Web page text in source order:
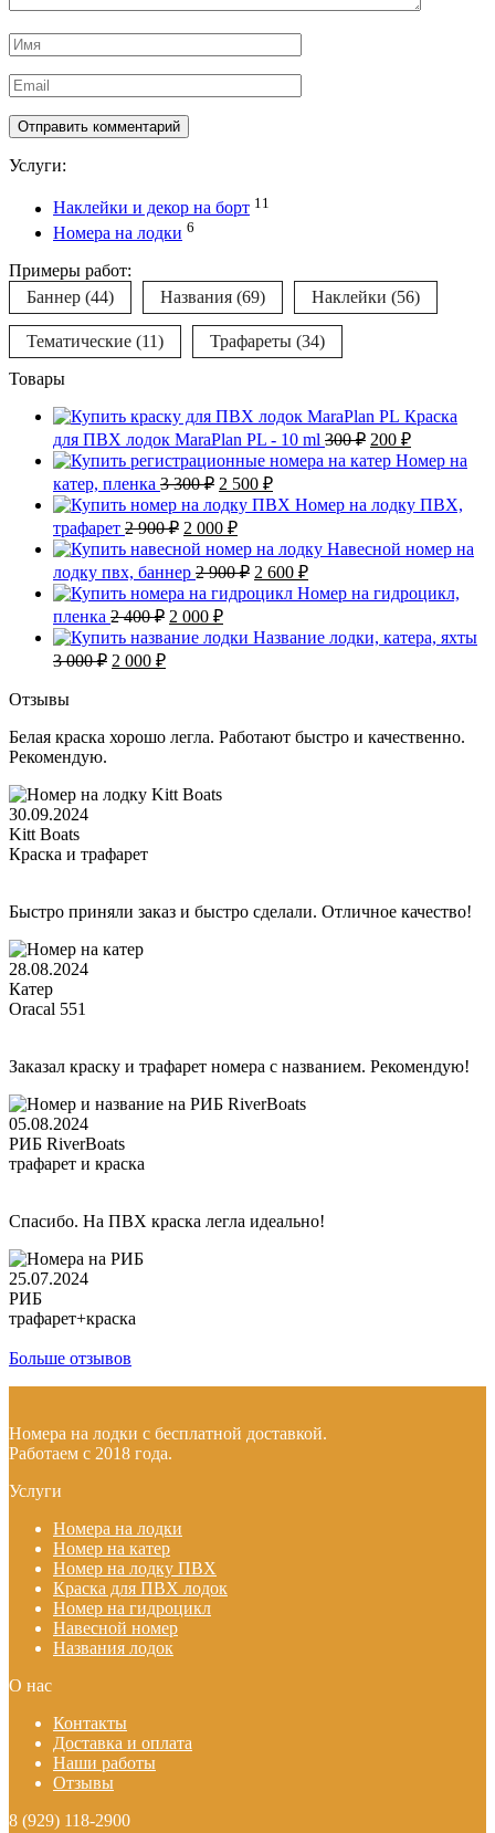
Имя
*
Email
*
Услуги:
Наклейки и декор на борт 11
Номера на лодки 6
Примеры работ:
Баннер (44) Названия (69) Наклейки (56)
Тематические (11) Трафареты (34)
Товары
Краска
для ПВХ лодок MaraPlan PL - 10 ml 300₽ Первоначальная
цена
составляла
300 ₽.
200 ₽Текущая
цена:
Номер на
катер, пленка 3 300₽ Первоначальная
цена
составляла
3
300 ₽.
2 500 ₽Текущая
цена:
2
500 ₽.
Номер на лодку ПВХ,
трафарет 2 900₽ Первоначальная
цена
составляла
2
900 ₽.
2 000 ₽Текущая
цена:
2
000 ₽.
Навесной номер на
лодку пвх, баннер 2 900₽ Первоначальная
цена
составляла
2
900 ₽.
2 600 ₽Текущая
цена:
2
600 ₽.
Номер на гидроцикл,
пленка 2 400₽ Первоначальная
цена
составляла
2 000 ₽Текущая
цена:
2
Название лодки, катера, яхты
3 000₽ Первоначальная
000 ₽.
2 000 ₽Текущая
Отзывы
Белая краска хорошо легла. Работают быстро и качественно.
Рекомендую.
30.09.2024
Kitt Boats
Краска и трафарет
Быстро приняли заказ и быстро сделали. Отличное качество!
28.08.2024
Катер
Oracal 551
Заказал краску и трафарет номера с названием. Рекомендую!
05.08.2024
РИБ RiverBoats
трафарет и краска
Спасибо. На ПВХ краска легла идеально!
25.07.2024
РИБ
трафарет+краска
Больше отзывов
Номера на лодки с бесплатной доставкой.
Работаем с 2018 года.
Услуги
Номера на лодки
Номер на катер
Номер на лодку ПВХ
Краска для ПВХ лодок
Номер на гидроцикл
Навесной номер
Названия лодок
О нас
Контакты
Доставка и оплата
Наши работы
Отзывы
8 (929) 118-2900